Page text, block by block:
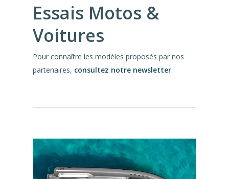
Essais Motos &
Voitures
Pour connaître les modèles proposés par nos
partenaires, consultez notre newsletter.